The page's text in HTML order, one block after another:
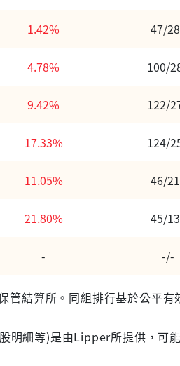
1.42% 47/
4.78% 100/
9.42% 122/
17.33% 124/
11.05% 46/
21.80% 45/
- -/-
結算所。同組排行基於公平有
明細等)是由Lipper所提供，可